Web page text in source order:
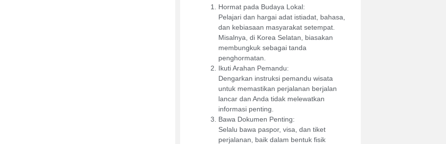
Hormat pada Budaya Lokal:
Pelajari dan hargai adat istiadat, bahasa,
dan kebiasaan masyarakat setempat.
Misalnya, di Korea Selatan, biasakan
membungkuk sebagai tanda
penghormatan.
Ikuti Arahan Pemandu:
Dengarkan instruksi pemandu wisata
untuk memastikan perjalanan berjalan
lancar dan Anda tidak melewatkan
informasi penting.
Bawa Dokumen Penting:
Selalu bawa paspor, visa, dan tiket
perjalanan, baik dalam bentuk fisik